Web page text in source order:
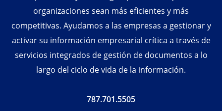
organizaciones sean más eficientes y más
competitivas. Ayudamos a las empresas a gestionar y
activar su información empresarial crítica a través de
servicios integrados de gestión de documentos a lo
largo del ciclo de vida de la información.
787.701.5505